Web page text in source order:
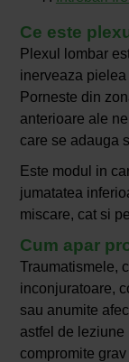
Ce este
Plexul lombar
inerveaza
Porneste din
anterioare ale
care se adauga
Este modul in
jumatatea
miscare, cat si
Cum apar
Traumatismele,
inconjuratoare,
sau anumite
astfel de leziune
compromite